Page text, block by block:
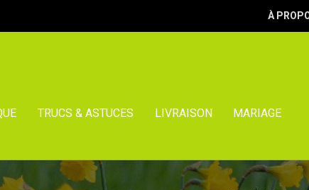
À
TRUCS & ASTUCES LIVRAISON MARIAGE